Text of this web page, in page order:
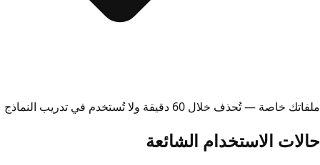
ملفاتك خاصة — تُحذف خلال 60 دقيقة ولا تُستخدم في تدريب النماذج
حالات الاستخدام الشائعة